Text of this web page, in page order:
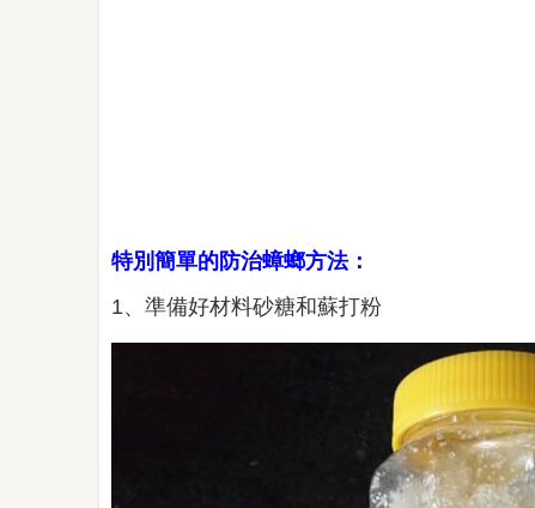
特別簡單的防治蟑螂方法：
1、準備好材料砂糖和蘇打粉